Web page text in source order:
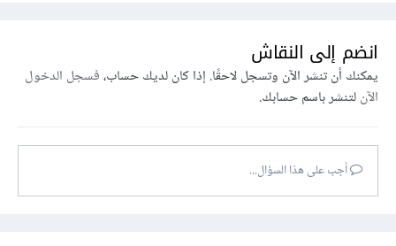
انضم إلى النقاش
يمكنك أن تنشر الآن وتسجل لاحقًا. إذا كان لديك حساب،فسجل الدخول
الآنلتنشر باسم حسابك.
أجب على هذا السؤال...